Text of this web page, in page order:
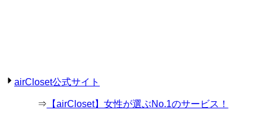
airCloset公式サイト
⇒ 【airCloset】女性が選ぶNo.1のサービス！